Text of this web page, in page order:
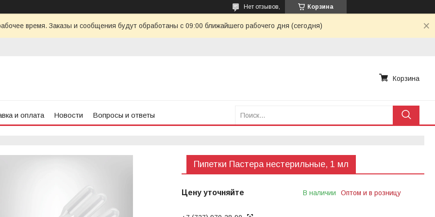
Корзина
Нет отзывов,
время. Заказы и сообщения будут обработаны с 09:00 ближайшего рабочего дня (сегодня)
Корзина
и оплата Новости Вопросы и ответы
Пипетки Пастера нестерильные, 1 мл
Цену уточняйте В наличии Оптом и в розницу